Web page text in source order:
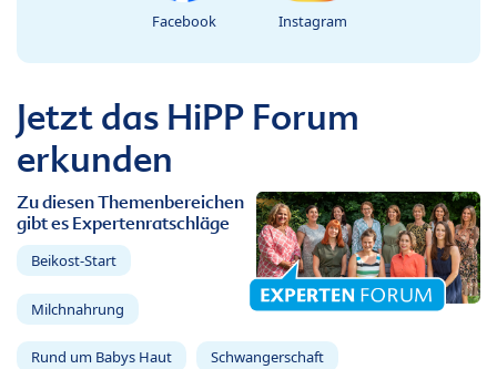
Facebook Instagram
Jetzt das HiPP Forum
erkunden
Zu diesen Themenbereichen
gibt es Expertenratschläge
Beikost-Start
Milchnahrung
Rund um Babys Haut Schwangerschaft